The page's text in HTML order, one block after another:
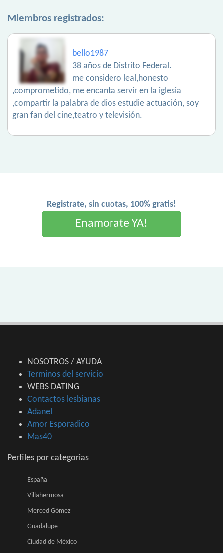
Miembros registrados:
bello1987
38 años de Distrito Federal.
me considero leal,honesto
,comprometido, me encanta servir en la iglesia
,compartir la palabra de dios estudie actuación, soy
gran fan del cine,teatro y televisión.
Registrate, sin cuotas, 100% gratis!
Enamorate YA!
NOSOTROS / AYUDA
Terminos del servicio
WEBS DATING
Contactos lesbianas
Adanel
Amor Esporadico
Mas40
Perfiles por categorias
España
Villahermosa
Merced Gómez
Guadalupe
Ciudad de México